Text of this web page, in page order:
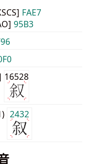
FAE7
95B3
16528
2432